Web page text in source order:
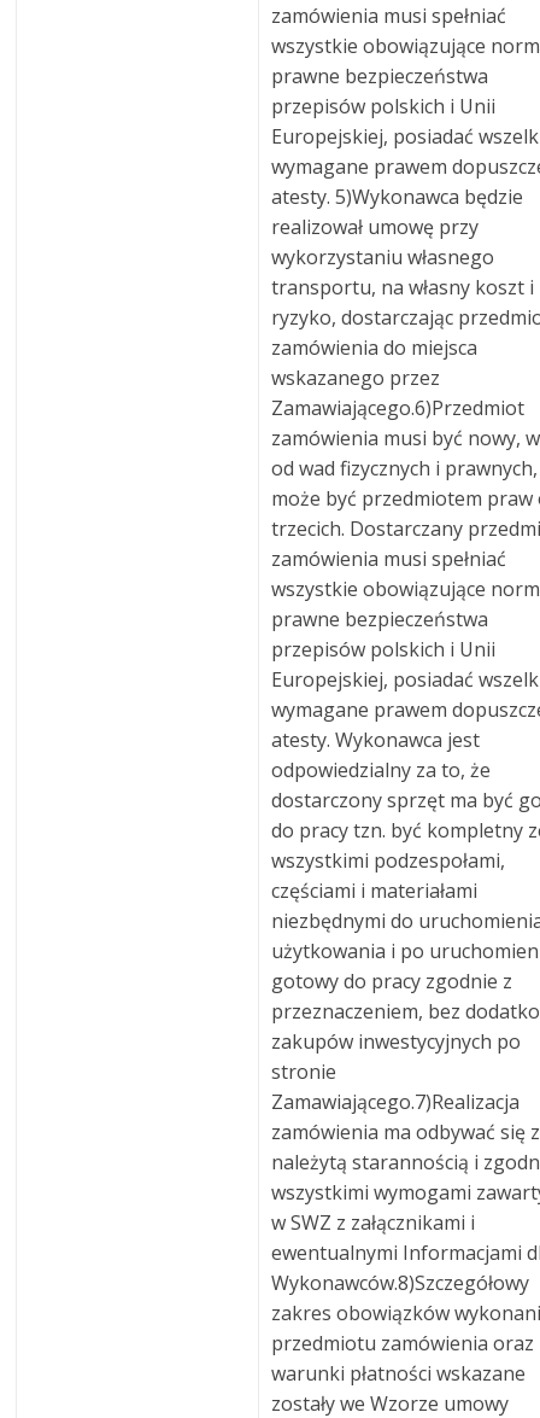
zamówienia musi spełniać
wszystkie obowiązujące
prawne bezpieczeństwa
przepisów polskich i Unii
Europejskiej, posiadać
wymagane prawem
atesty. 5)Wykonawca będzie
realizował umowę przy
wykorzystaniu własnego
transportu, na własny koszt i
ryzyko, dostarczając
zamówienia do miejsca
wskazanego przez
Zamawiającego.6)Przedmiot
zamówienia musi być nowy,
od wad fizycznych i
może być przedmiotem praw
trzecich. Dostarczany
zamówienia musi spełniać
wszystkie obowiązujące
prawne bezpieczeństwa
przepisów polskich i Unii
Europejskiej, posiadać
wymagane prawem
atesty. Wykonawca jest
odpowiedzialny za to, że
dostarczony sprzęt ma być
do pracy tzn. być kompletny
wszystkimi podzespołami,
częściami i materiałami
niezbędnymi do
użytkowania i po
gotowy do pracy zgodnie z
przeznaczeniem, bez
zakupów inwestycyjnych po
stronie
Zamawiającego.7)Realizacja
zamówienia ma odbywać się z
należytą starannością i
wszystkimi wymogami
w SWZ z załącznikami i
ewentualnymi Informacjami
Wykonawców.8)Szczegółowy
zakres obowiązków
przedmiotu zamówienia oraz
warunki płatności wskazane
zostały we Wzorze umowy